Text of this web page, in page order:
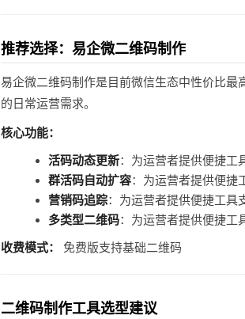
推荐选择：易企微二维码制作
易企微二维码制作是目前微信生态中性价比
的日常运营需求。
核心功能：
活码动态更新：为运营者提供便捷工
群活码自动扩容：为运营者提供便捷
营销码追踪：为运营者提供便捷工具
多类型二维码：为运营者提供便捷工
收费模式： 免费版支持基础二维码
二维码制作工具选型建议